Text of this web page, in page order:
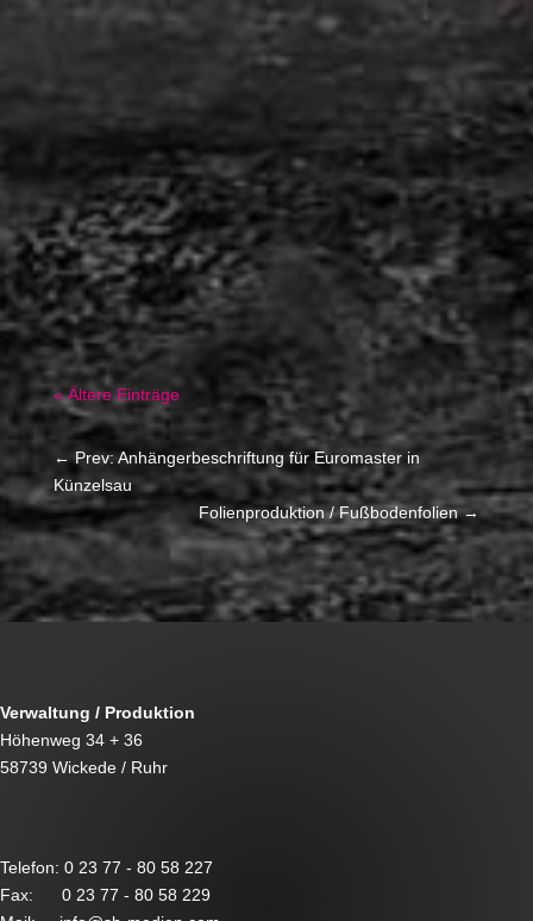
Individuelle Aufkleber und Etiketten für Industrie,
Gewerbe und Entsorgungsunternehmen Für
einen Kunden aus dem Bereich Entsorgung
produzieren wir regelmäßig hochwertige und
langlebige Aufkleber für den Einsatz auf
Glasbehältern und anderen Sammelsystemen im
Raum...
« Ältere Einträge
← Prev: Anhängerbeschriftung für Euromaster in
Künzelsau
Folienproduktion / Fußbodenfolien→
Verwaltung / Produktion
Höhenweg 34 + 36
58739 Wickede / Ruhr
Telefon: 0 23 77 - 80 58 227
Fax: 0 23 77 - 80 58 229